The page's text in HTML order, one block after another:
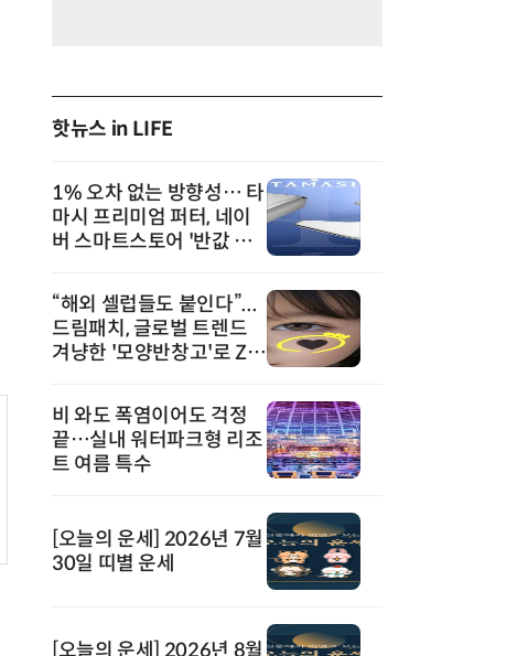
핫뉴스 in LIFE
1% 오차 없는 방향성… 타
마시 프리미엄 퍼터, 네이
버 스마트스토어 '반값 할
“해외 셀럽들도 붙인다”...
드림패치, 글로벌 트렌드
겨냥한 '모양반창고'로 Z세
비 와도 폭염이어도 걱정
끝…실내 워터파크형 리조
트 여름 특수
[오늘의 운세] 2026년 7월
30일 띠별 운세
[오늘의 운세] 2026년 8월